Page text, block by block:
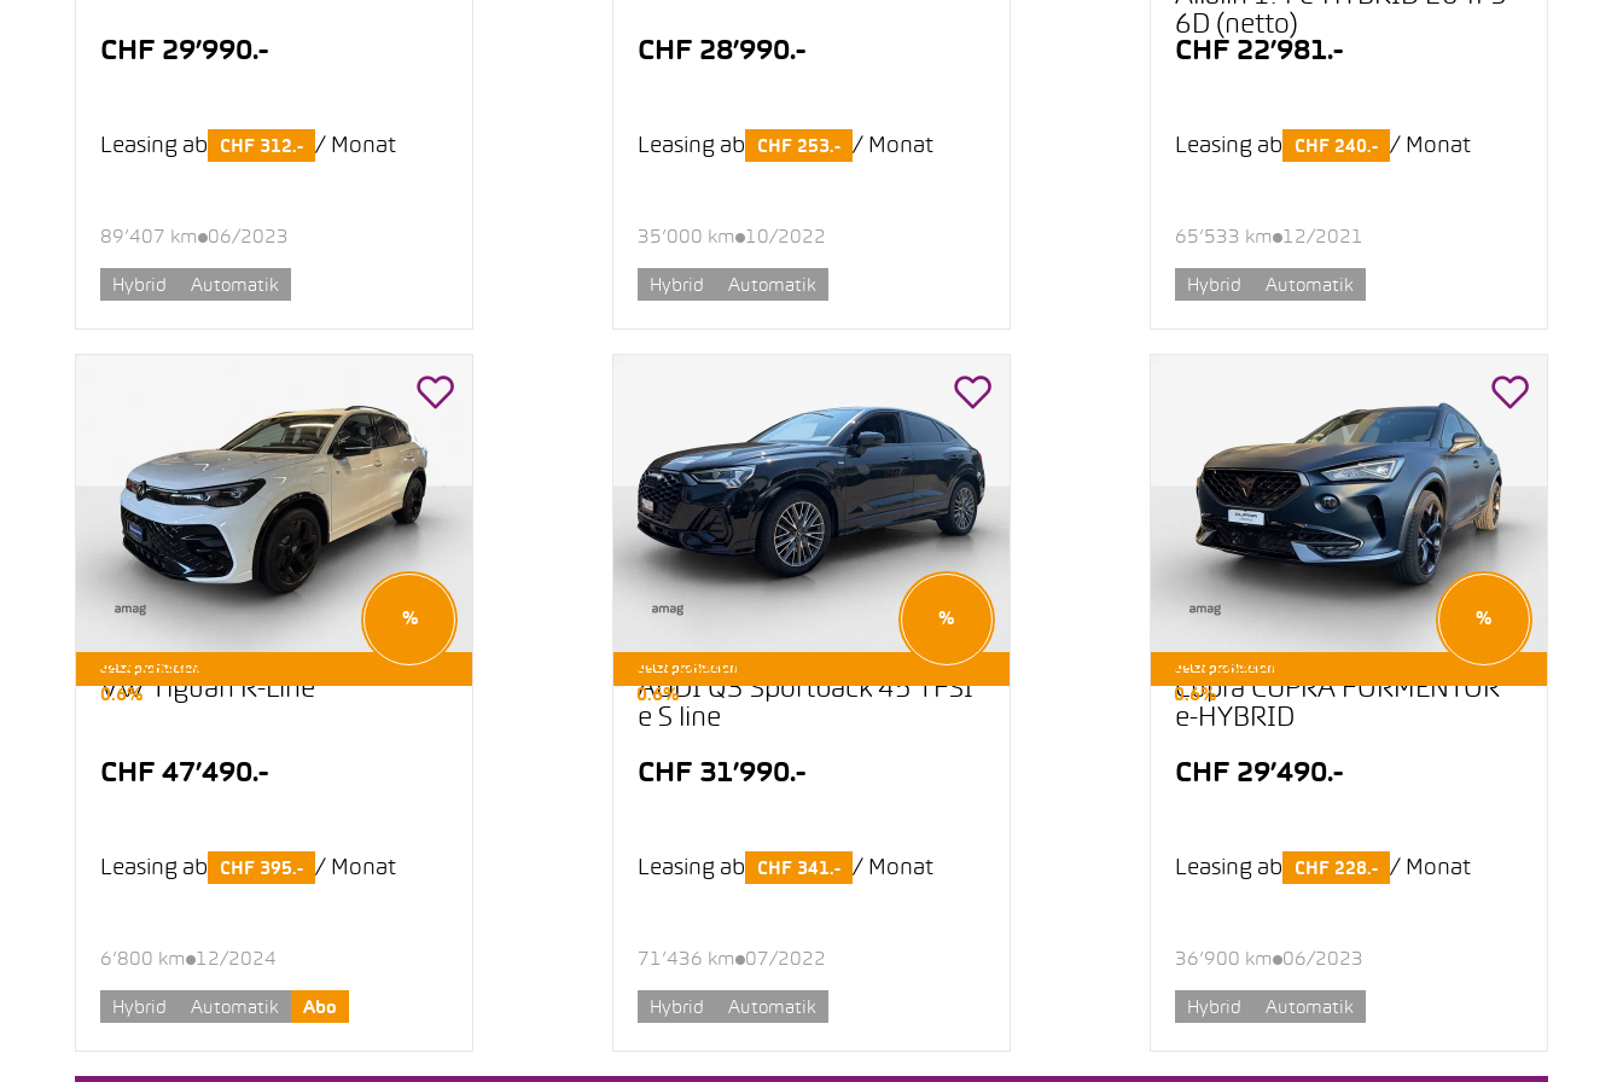
CHF 29’990.-
Leasing ab CHF 312.- / Monat
89’407 km 06/2023
Hybrid Automatik
CHF 28’990.-
Leasing ab CHF 253.- / Monat
35’000 km 10/2022
Hybrid Automatik
6D (netto)
CHF 22’981.-
Leasing ab CHF 240.- / Monat
65’533 km 12/2021
Hybrid Automatik
Jetzt profitieren
%
E-OCCASIONEN LEASING AB
0.6%
VW Tiguan R-Line
CHF 47’490.-
Leasing ab CHF 395.- / Monat
6’800 km 12/2024
Hybrid Automatik Abo
Jetzt profitieren
%
E-OCCASIONEN LEASING AB
0.6%
AUDI Q3 Sportback 45 TFSI
e S line
CHF 31’990.-
Leasing ab CHF 341.- / Monat
71’436 km 07/2022
Hybrid Automatik
Jetzt profitieren
%
E-OCCASIONEN LEASING AB
0.6%
Cupra CUPRA FORMENTOR
e-HYBRID
CHF 29’490.-
Leasing ab CHF 228.- / Monat
36’900 km 06/2023
Hybrid Automatik